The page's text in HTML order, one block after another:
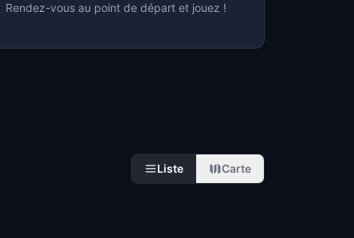
Rendez-vous au point de départ et jouez !
Liste Carte